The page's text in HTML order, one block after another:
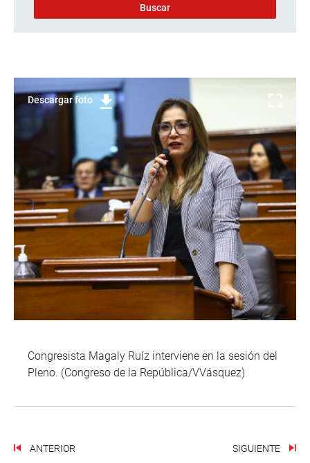
Descargar foto
Congresista Magaly Ruíz interviene en la sesión del
Pleno. (Congreso de la República/VVásquez)
ANTERIOR SIGUIENTE